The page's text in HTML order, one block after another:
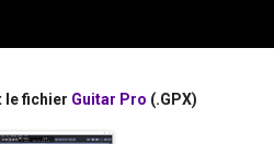
le fichier Guitar Pro (.GPX)